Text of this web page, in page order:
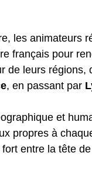
les animateurs
français pour
de leurs régions,
, en passant par
et
propres à
entre la tête